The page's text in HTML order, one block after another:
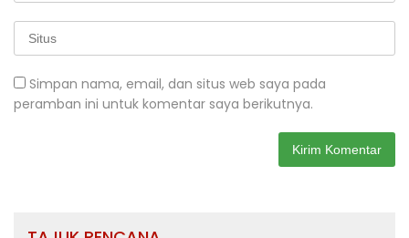
Simpan nama, email, dan situs web saya pada
peramban ini untuk komentar saya berikutnya.